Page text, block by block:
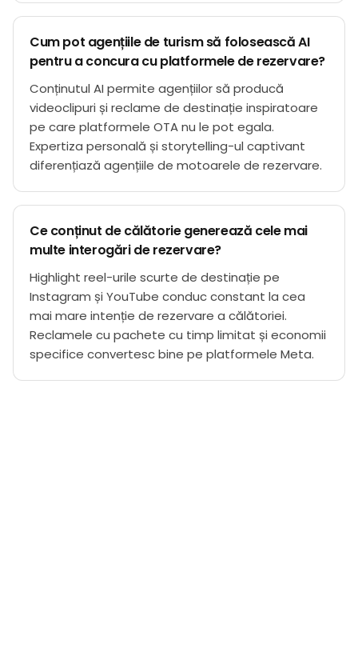
Cum pot agențiile de turism să folosească AI
pentru a concura cu platformele de rezervare?
Conținutul AI permite agențiilor să producă
videoclipuri și reclame de destinație inspiratoare
pe care platformele OTA nu le pot egala.
Expertiza personală și storytelling-ul captivant
diferențiază agențiile de motoarele de rezervare.
Ce conținut de călătorie generează cele mai
multe interogări de rezervare?
Highlight reel-urile scurte de destinație pe
Instagram și YouTube conduc constant la cea
mai mare intenție de rezervare a călătoriei.
Reclamele cu pachete cu timp limitat și economii
specifice convertesc bine pe platformele Meta.